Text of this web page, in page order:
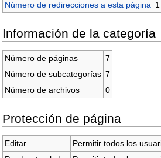
Número de redirecciones a esta página 1
Información de la categoría
Número de páginas
7
Número de subcategorías 7
Número de archivos
0
Protección de página
Editar
Permitir todos los